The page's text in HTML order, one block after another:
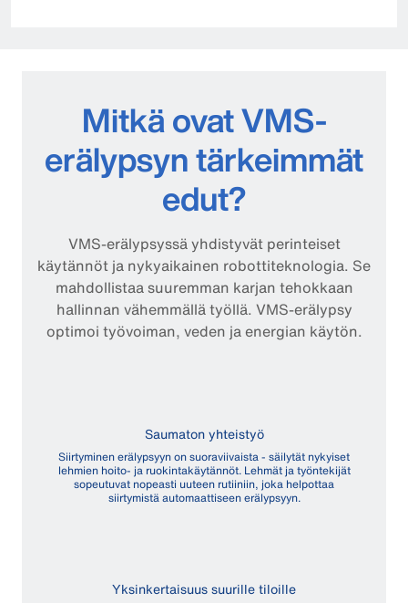
Mitkä ovat VMS-
erälypsyn tärkeimmät
edut?
VMS-erälypsyssä yhdistyvät perinteiset
käytännöt ja nykyaikainen robottiteknologia. Se
mahdollistaa suuremman karjan tehokkaan
hallinnan vähemmällä työllä. VMS-erälypsy
optimoi työvoiman, veden ja energian käytön.
Saumaton yhteistyö
Siirtyminen erälypsyyn on suoraviivaista - säilytät nykyiset
lehmien hoito- ja ruokintakäytännöt. Lehmät ja työntekijät
sopeutuvat nopeasti uuteen rutiiniin, joka helpottaa
siirtymistä automaattiseen erälypsyyn.
Yksinkertaisuus suurille tiloille